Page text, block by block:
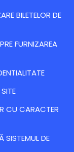
BILETELOR DE
FURNIZAREA
CU CARACTER
SISTEMUL DE